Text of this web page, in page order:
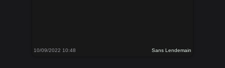
10/09/2022 10:48 Sans Lendemain